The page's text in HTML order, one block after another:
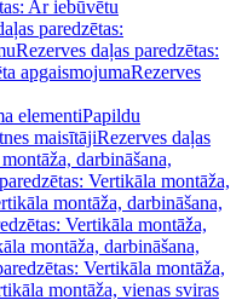
Ar iebūvētu
paredzētas:
Rezerves daļas paredzētas:
apgaismojumaRezerves
elementiPapildu
maisītājiRezerves daļas
darbināšana,
Vertikāla montāža,
montāža, darbināšana,
Vertikāla montāža,
montāža, darbināšana,
Vertikāla montāža,
montāža, vienas sviras